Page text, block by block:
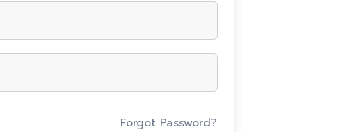
Forgot Password?